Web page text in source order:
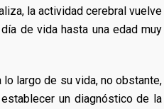
la actividad cerebral vuelve
de vida hasta una edad muy
largo de su vida, no obstante,
un diagnóstico de la